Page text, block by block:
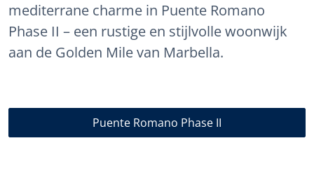
mediterrane charme in Puente Romano
Phase II – een rustige en stijlvolle woonwijk
aan de Golden Mile van Marbella.
Puente Romano Phase II